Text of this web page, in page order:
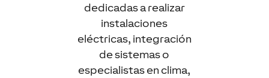
dedicadas a realizar
instalaciones
eléctricas, integración
de sistemas o
especialistas en clima,